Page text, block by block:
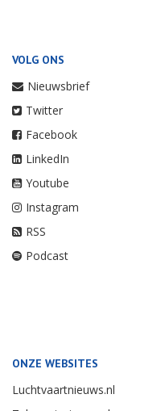
VOLG ONS
Nieuwsbrief
Twitter
Facebook
LinkedIn
Youtube
Instagram
RSS
Podcast
ONZE WEBSITES
Luchtvaartnieuws.nl